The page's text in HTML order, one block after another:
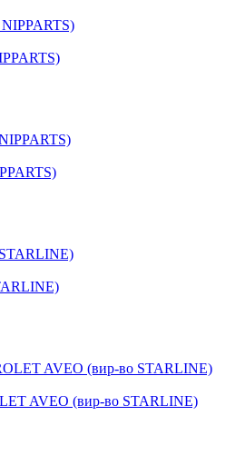
AVEO (вир-во STARLINE)